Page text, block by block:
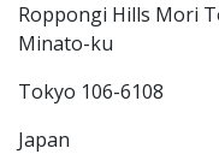
Roppongi Hills Mori
Minato-ku
Tokyo 106-6108
Japan